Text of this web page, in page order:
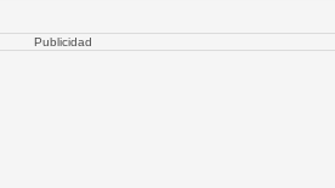
Publicidad